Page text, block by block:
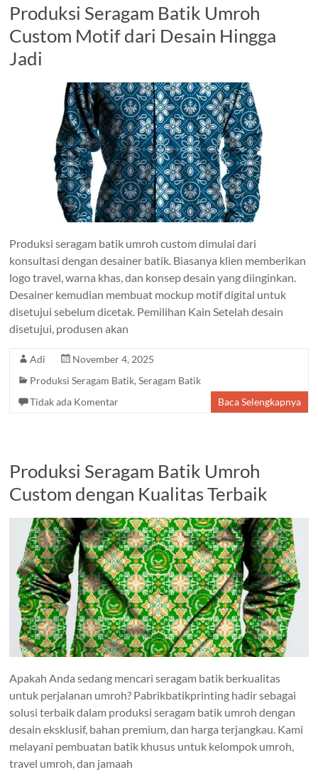
Produksi Seragam Batik Umroh
Custom Motif dari Desain Hingga
Jadi
Produksi seragam batik umroh custom dimulai dari
konsultasi dengan desainer batik. Biasanya klien memberikan
logo travel, warna khas, dan konsep desain yang diinginkan.
Desainer kemudian membuat mockup motif digital untuk
disetujui sebelum dicetak. Pemilihan Kain Setelah desain
disetujui, produsen akan
Adi
November 4, 2025
Produksi Seragam Batik,Seragam Batik
Tidak ada Komentar
Baca Selengkapnya
Produksi Seragam Batik Umroh
Custom dengan Kualitas Terbaik
Apakah Anda sedang mencari seragam batik berkualitas
untuk perjalanan umroh? Pabrikbatikprinting hadir sebagai
solusi terbaik dalam produksi seragam batik umroh dengan
desain eksklusif, bahan premium, dan harga terjangkau. Kami
melayani pembuatan batik khusus untuk kelompok umroh,
travel umroh, dan jamaah